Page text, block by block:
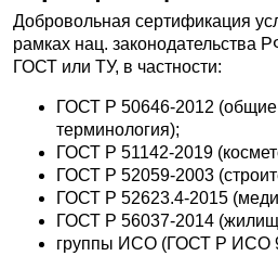
Добровольная сертификация
рамках нац. законодательства
ГОСТ или ТУ, в частности:
ГОСТ Р 50646-2012
терминология);
ГОСТ Р 51142-2019
ГОСТ Р 52059-2003
ГОСТ Р 52623.4-2015
ГОСТ Р 56037-2014
группы ИСО (ГОСТ Р ИСО